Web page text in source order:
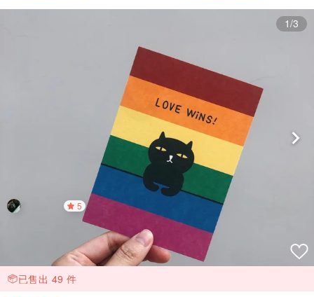
1/3
5
已售出 49 件